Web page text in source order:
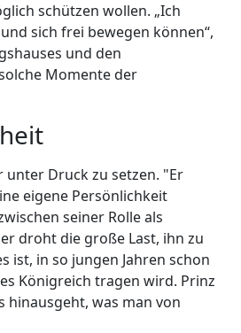
schützen wollen. „Ich
sich frei bewegen können“,
und den
Momente der
unter Druck zu setzen. "Er
eigene Persönlichkeit
seiner Rolle als
droht die große Last, ihn zu
ist, in so jungen Jahren schon
Königreich tragen wird. Prinz
was man von